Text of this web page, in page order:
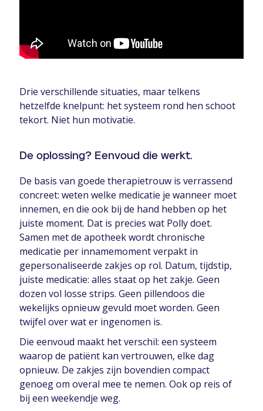
Drie verschillende situaties, maar telkens
hetzelfde knelpunt: het systeem rond hen schoot
tekort. Niet hun motivatie.
De oplossing? Eenvoud die werkt.
De basis van goede therapietrouw is verrassend
concreet: weten welke medicatie je wanneer moet
innemen, en die ook bij de hand hebben op het
juiste moment. Dat is precies wat Polly doet.
Samen met de apotheek wordt chronische
medicatie per innamemoment verpakt in
gepersonaliseerde zakjes op rol. Datum, tijdstip,
juiste medicatie: alles staat op het zakje. Geen
dozen vol losse strips. Geen pillendoos die
wekelijks opnieuw gevuld moet worden. Geen
twijfel over wat er ingenomen is.
Die eenvoud maakt het verschil: een systeem
waarop de patiënt kan vertrouwen, elke dag
opnieuw. De zakjes zijn bovendien compact
genoeg om overal mee te nemen. Ook op reis of
bij een weekendje weg.